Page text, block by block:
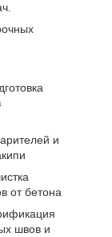
и
от бетона
швов и